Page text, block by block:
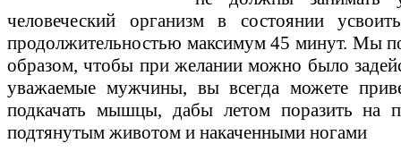
человеческий организм в состоянии
продолжительностью максимум 45 минут. Мы
образом, чтобы при желании можно было
уважаемые мужчины, вы всегда можете
подкачать мышцы, дабы летом поразить на
подтянутым животом и накаченными ногами